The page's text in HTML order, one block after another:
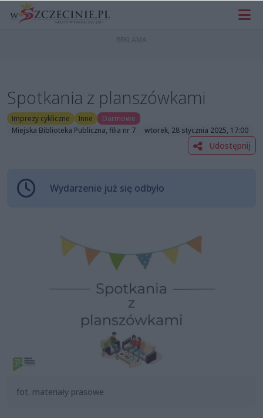
Spotkania z planszówkami
Imprezy cykliczne Inne
Darmowe
Miejska Biblioteka Publiczna, filia nr 7
wtorek, 28 stycznia 2025, 17:00
Udostępnij
Wydarzenie już się odbyło
fot. materiały prasowe